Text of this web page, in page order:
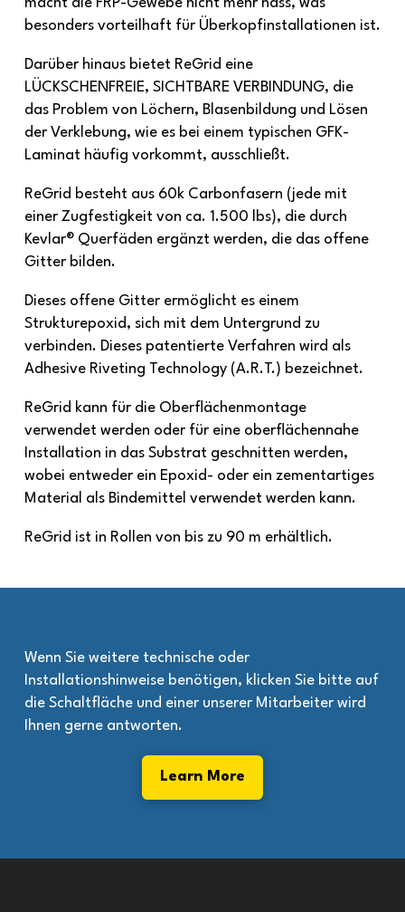
macht die FRP-Gewebe nicht mehr nass, was
besonders vorteilhaft für Überkopfinstallationen ist.
Darüber hinaus bietet ReGrid eine
LÜCKSCHENFREIE, SICHTBARE VERBINDUNG, die
das Problem von Löchern, Blasenbildung und Lösen
der Verklebung, wie es bei einem typischen GFK-
Laminat häufig vorkommt, ausschließt.
ReGrid besteht aus 60k Carbonfasern (jede mit
einer Zugfestigkeit von ca. 1.500 lbs), die durch
Kevlar® Querfäden ergänzt werden, die das offene
Gitter bilden.
Dieses offene Gitter ermöglicht es einem
Strukturepoxid, sich mit dem Untergrund zu
verbinden. Dieses patentierte Verfahren wird als
Adhesive Riveting Technology (A.R.T.) bezeichnet.
ReGrid kann für die Oberflächenmontage
verwendet werden oder für eine oberflächennahe
Installation in das Substrat geschnitten werden,
wobei entweder ein Epoxid- oder ein zementartiges
Material als Bindemittel verwendet werden kann.
ReGrid ist in Rollen von bis zu 90 m erhältlich.
Wenn Sie weitere technische oder
Installationshinweise benötigen, klicken Sie bitte auf
die Schaltfläche und einer unserer Mitarbeiter wird
Ihnen gerne antworten.
Learn More